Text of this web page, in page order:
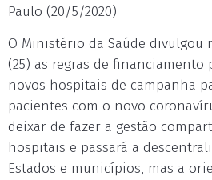
Paulo (20/5/2020)
O Ministério da Saúde divulgou
(25) as regras de financiamento
novos hospitais de campanha
pacientes com o novo
deixar de fazer a gestão
hospitais e passará a
Estados e municípios, mas a